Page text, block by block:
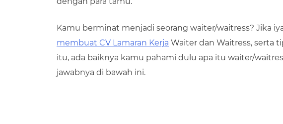
Kamu berminat menjadi seorang waiter/waitress? Jika
membuat CV Lamaran Kerja Waiter dan Waitress, serta
itu, ada baiknya kamu pahami dulu apa itu waiter/
jawabnya di bawah ini.